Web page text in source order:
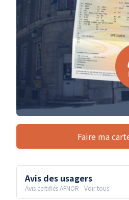
Faire ma
Avis des usagers
Avis certifiés AFNOR -Voir tous